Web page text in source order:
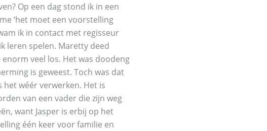
Op een dag stond ik in een
‘het moet een voorstelling
ik in contact met regisseur
leren spelen. Maretty deed
veel los. Het was doodeng
is geweest. Toch was dat
het wéér verwerken. Het is
van een vader die zijn weg
want Jasper is erbij op het
één keer voor familie en